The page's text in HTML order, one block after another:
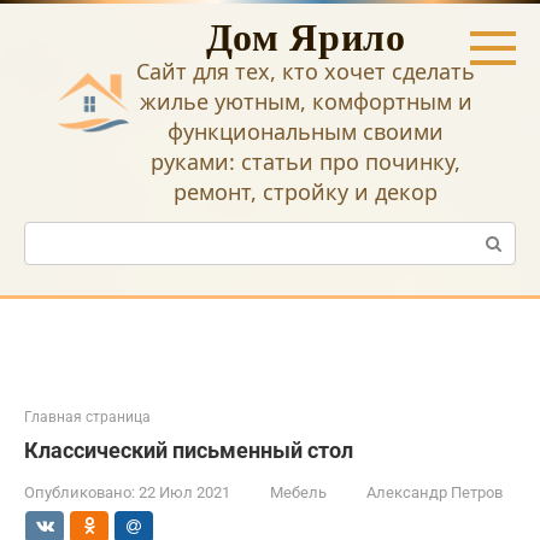
Перейти
Дом Ярило
Сайт для тех, кто хочет сделать
жилье уютным, комфортным и
функциональным своими
руками: статьи про починку,
ремонт, стройку и декор
Поиск:
Главная страница
Классический письменный стол
Опубликовано: 22 Июл 2021 Мебель Александр Петров